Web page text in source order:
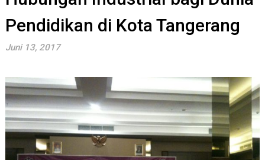
Pendidikan di Kota Tangerang
Juni 13, 2017